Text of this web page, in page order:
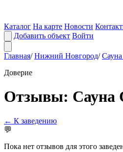
Каталог На карте Новости
Добавить объект Войти
Главная/ Нижний Новгород/
Доверие
Отзывы: Сауна
← К заведению
💬
Пока нет отзывов для этого